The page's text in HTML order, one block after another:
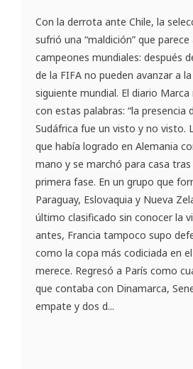
Con la derrota ante Chile, la
sufrió una “maldición” que
campeones mundiales: después
de la FIFA no pueden avanzar a
siguiente mundial. El diario
con estas palabras: “la presencia
Sudáfrica fue un visto y no visto.
que había logrado en Alemania
mano y se marchó para casa
primera fase. En un grupo que
Paraguay, Eslovaquia y Nueva
último clasificado sin conocer la
antes, Francia tampoco supo
como la copa más codiciada en
merece. Regresó a París como
que contaba con Dinamarca,
empate y dos d...